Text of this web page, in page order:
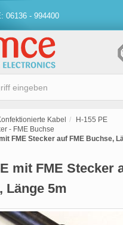
06136 - 994400
Kabel
H-155 PE
- FME Buchse
FME Stecker auf FME Buchse,
mit FME Stecker
Länge 5m